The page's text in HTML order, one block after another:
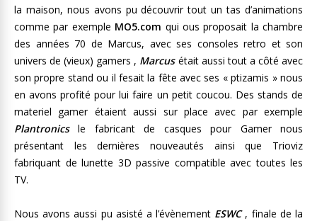
la maison, nous avons pu découvrir tout un tas d’animations
comme par exemple MO5.com qui ous proposait la chambre
des années 70 de Marcus, avec ses consoles retro et son
univers de (vieux) gamers , Marcusétait aussi tout a côté avec
son propre stand ou il fesait la fête avec ses « ptizamis » nous
en avons profité pour lui faire un petit coucou. Des stands de
materiel gamer étaient aussi sur place avec par exemple
Plantronicsle fabricant de casques pour Gamer nous
présentant les dernières nouveautés ainsi que Trioviz
fabriquant de lunette 3D passive compatible avec toutes les
TV.
Nous avons aussi pu asisté a l’évènement ESWC, finale de la